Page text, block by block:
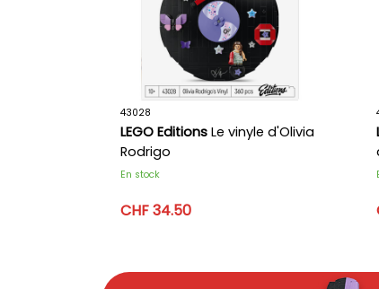
43028
LEGO Editions Le vinyle d'Olivia
Rodrigo
En stock
CHF 34.50